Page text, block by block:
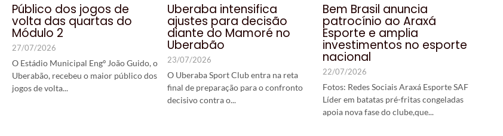
Público dos jogos de
volta das quartas do
Módulo 2
27/07/2026
O Estádio Municipal Engº João Guido, o
Uberabão, recebeu o maior público dos
jogos de volta...
Uberaba intensifica
ajustes para decisão
diante do Mamoré no
Uberabão
23/07/2026
O Uberaba Sport Club entra na reta
final de preparação para o confronto
decisivo contra o...
Bem Brasil anuncia
patrocínio ao Araxá
Esporte e amplia
investimentos no esporte
nacional
22/07/2026
Fotos: Redes Sociais Araxá Esporte SAF
Líder em batatas pré-fritas congeladas
apoia nova fase do clube,que...